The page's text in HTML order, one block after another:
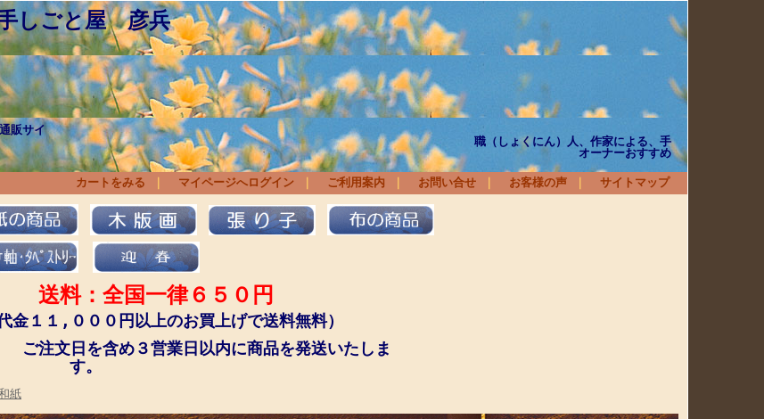
ごと屋 彦兵
販サイ
ん）人、作家による、手
あげられた商品と オーナーおすすめ
カートをみる
マイページへログイン ご利用案内 お問い合せ お客様の声 サイトマップ
送料：全国一律６５０円
金１１,０００円以上のお買上げで送料無料）
を含め３営業日以内に商品を発送いたしま
す。
紙